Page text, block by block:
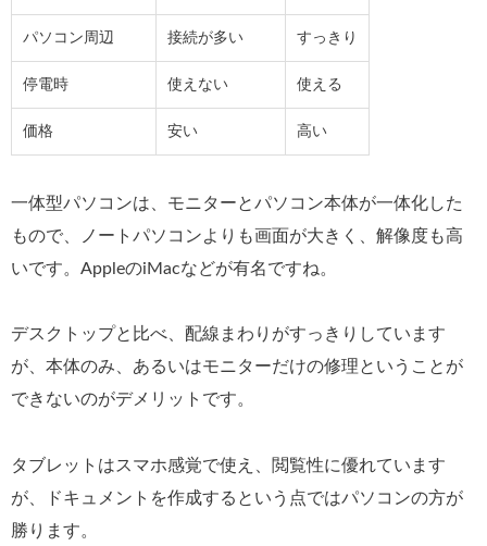
パソコン周辺 接続が多い すっきり
停電時 使えない 使える
価格 安い 高い
一体型パソコンは、モニターとパソコン本体が一体化した
もので、ノートパソコンよりも画面が大きく、解像度も高
いです。AppleのiMacなどが有名ですね。
デスクトップと比べ、配線まわりがすっきりしています
が、本体のみ、あるいはモニターだけの修理ということが
できないのがデメリットです。
タブレットはスマホ感覚で使え、閲覧性に優れています
が、ドキュメントを作成するという点ではパソコンの方が
勝ります。